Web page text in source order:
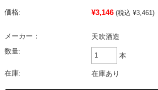
価格: ¥3,146 (税込 ¥3,461)
メーカー：
天吹酒造
数量:
本
在庫: 在庫あり